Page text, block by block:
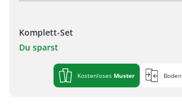
Komplett-Set
Du sparst
Kostenloses Muster Boden